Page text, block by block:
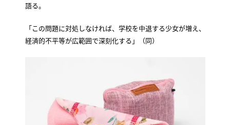
語る。
「この問題に対処しなければ、学校を中退する少女が増え、
経済的不平等が広範囲で深刻化する」（同）